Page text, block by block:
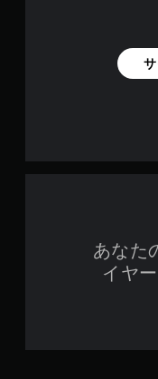
あなた
イヤ